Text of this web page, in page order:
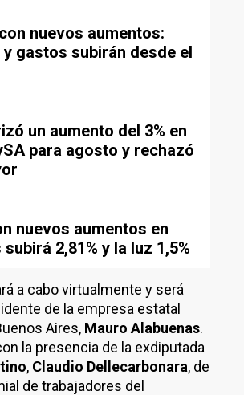
nuevos aumentos:
gastos subirán desde el
un aumento del 3% en
para agosto y rechazó
nuevos aumentos en
2,81% y la luz 1,5%
a cabo virtualmente y será
de la empresa estatal
Aires, Mauro Alabuenas.
la presencia de la exdiputada
, Claudio Dellecarbonara, de
de trabajadores del